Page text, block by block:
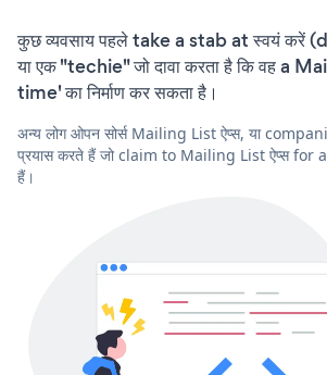
कुछ व्यवसाय पहले take a stab at स्वयं करें
या एक "techie" जो दावा करता है कि वह a
time' का निर्माण कर सकता है।
अन्य लोग ओपन सोर्स Mailing List ऐप्स, या
प्रयास करते हैं जो claim to Mailing List ऐप्स
हैं।